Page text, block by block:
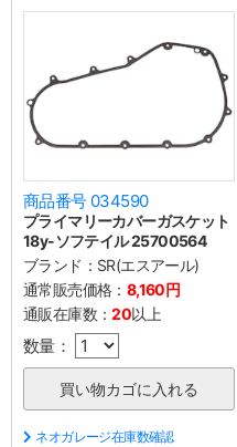
商品番号 034590
プライマリーカバーガスケット
18y-ソフテイル 25700564
ブランド： SR(エスアール)
通常販売価格： 8,160円
通販在庫数：20以上
数量：
ネオガレージ在庫数確認